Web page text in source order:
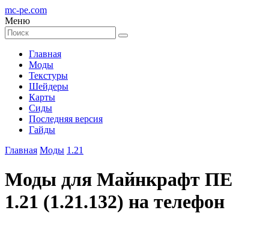
mc-pe.com
Меню
Главная
Моды
Текстуры
Шейдеры
Карты
Сиды
Последняя версия
Гайды
Главная Моды 1.21
Моды для Майнкрафт ПЕ
1.21 (1.21.132) на телефон